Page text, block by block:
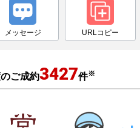
メッセージ URLコピー
ご成約3427件※